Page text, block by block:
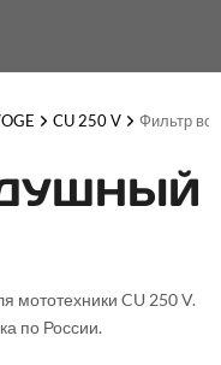
CU 250 V Фильтр
мототехники CU 250 V.
по России.